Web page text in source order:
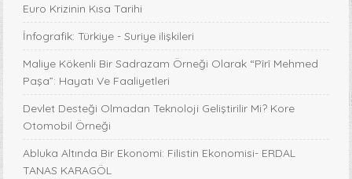
Euro Krizinin Kısa Tarihi
İnfografik: Türkiye - Suriye ilişkileri
Maliye Kökenli Bir Sadrazam Örneği Olarak “Pîrî Mehmed
Paşa”: Hayatı Ve Faaliyetleri
Devlet Desteği Olmadan Teknoloji Geliştirilir Mi? Kore
Otomobil Örneği
Abluka Altında Bir Ekonomi: Filistin Ekonomisi- ERDAL
TANAS KARAGÖL